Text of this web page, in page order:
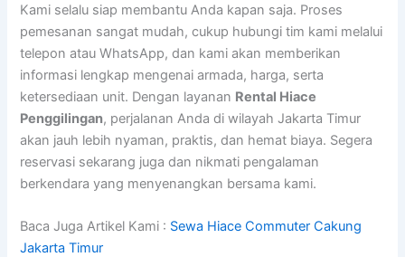
Kami selalu siap membantu Anda kapan saja. Proses
pemesanan sangat mudah, cukup hubungi tim kami melalui
telepon atau WhatsApp, dan kami akan memberikan
informasi lengkap mengenai armada, harga, serta
ketersediaan unit. Dengan layanan Rental Hiace
Penggilingan, perjalanan Anda di wilayah Jakarta Timur
akan jauh lebih nyaman, praktis, dan hemat biaya. Segera
reservasi sekarang juga dan nikmati pengalaman
berkendara yang menyenangkan bersama kami.
Baca Juga Artikel Kami : Sewa Hiace Commuter Cakung
Jakarta Timur